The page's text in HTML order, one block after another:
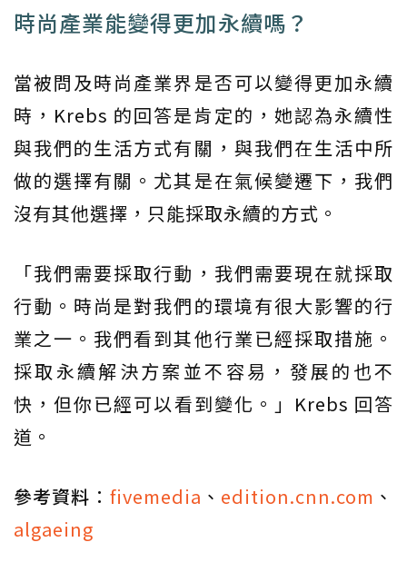
時尚產業能變得更加永續嗎？
當被問及時尚產業界是否可以變得更加永續
時，Krebs 的回答是肯定的，她認為永續性
與我們的生活方式有關，與我們在生活中所
做的選擇有關。尤其是在氣候變遷下，我們
沒有其他選擇，只能採取永續的方式。
「我們需要採取行動，我們需要現在就採取
行動。時尚是對我們的環境有很大影響的行
業之一。我們看到其他行業已經採取措施。
採取永續解決方案並不容易，發展的也不
快，但你已經可以看到變化。」Krebs 回答
道。
參考資料 ： fivemedia 、 edition.cnn.com 、
algaeing